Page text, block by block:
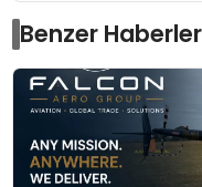
Benzer Haberler